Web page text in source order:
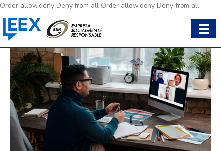
Order allow,deny Deny from all Order allow,deny Deny from all